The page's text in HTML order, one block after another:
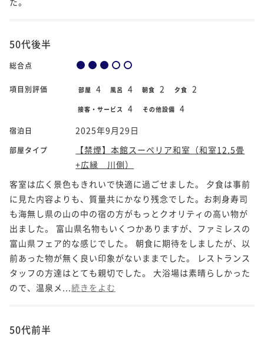
50代後半
総合点
項目別評価 部屋 4 風呂 4 朝食 2 夕食 2
接客・サービス 4 その他設備 4
宿泊日 2025年9月29日
部屋タイプ
【禁煙】本館スーペリア和室（和室12.5畳
+広縁 川側）
客室は広く景色もきれいで快適に過ごせました。 夕食は事前
に見た内容よりも、質量共にかなり残念でした。お刺身寿司
も海無し県の山の中の宿の方がもっとクオリティの高い物が
出ました。 富山県名物もいくつかありますが、ファミレスの
富山県フェア的な感じでした。 朝食に期待をしましたが、以
前あった物が無く良い印象がないままでした。 レストランス
タッフの方達はとても親切でした。 大浴場は素晴らしかった
ので、温泉メ... 続きをよむ
50代前半